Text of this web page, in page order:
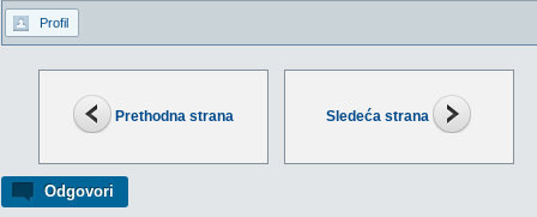
Prethodna strana Sledeća strana
Odgovori
Profil